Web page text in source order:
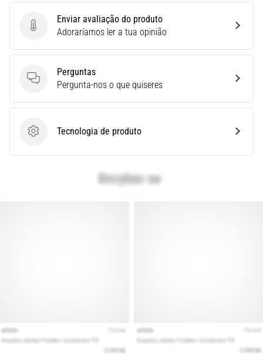
problema
de
muito
comum
que…
Mostrar
todos
Enviar avaliação do produto
Enviar avaliação do produto
Adoraríamos ler a tua opinião
Perguntas
Perguntas
Pergunta-nos o que quiseres
Tecnologia de produto
Tecnologia de produto